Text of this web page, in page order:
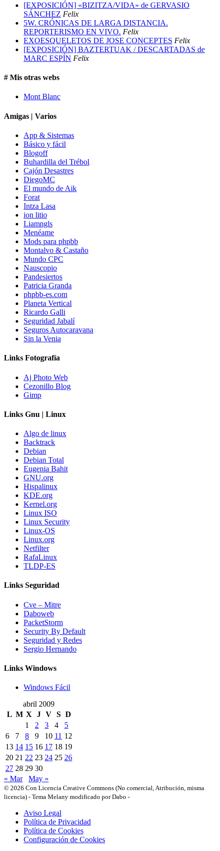
[EXPOSICIÓN] «BIZITZA/VIDA» de GERVASIO
SÁNCHEZ Felix
5W. CRÓNICAS DE LARGA DISTANCIA.
REPORTERISMO EN VIVO. Felix
EXOESQUELETOS DE JOSE CONCEPTES Felix
[EXPOSICIÓN] BAZTERTUAK / DESCARTADAS de
MARC ESPÍN Felix
# Mis otras webs
Mont Blanc
Amigas | Varios
App & Sistemas
Básico y fácil
Blogoff
Buhardilla del Trébol
Cajón Desastres
DiegoMC
El mundo de Aik
Forat
Intza Lasa
ion litio
Liamngls
Menéame
Mods para phpbb
Montalvo & Castaño
Mundo CPC
Nauscopio
Pandesiertos
Patricia Granda
phpbb-es.com
Planeta Vertical
Ricardo Galli
Seguridad Jabalí
Seguros Autocaravana
Sin la Venia
Links Fotografía
Aj Photo Web
Cezonillo Blog
Gimp
Links Gnu | Linux
Algo de linux
Backtrack
Debian
Debian Total
Eugenia Bahit
GNU.org
Hispalinux
KDE.org
Kernel.org
Linux ISO
Linux Security
Linux-OS
Linux.org
Netfilter
RafaLinux
TLDP-ES
Links Seguridad
Cve – Mitre
Daboweb
PacketStorm
Security By Default
Seguridad y Redes
Sergio Hernando
Links Windows
Windows Fácil
abril 2009
L M X J V S D
1
2 3 4
5
6
7 8 9 10 11 12
13 14 15 16 17 18 19
20 21 22 23 24 25 26
27 28 29 30
« Mar
May »
© 2026 Con Licencia Creative Commons (No comercial, Atribución, misma
licencia) - Tema Melany modificado por Dabo -
Aviso Legal
Política de Privacidad
Política de Cookies
Configuración de Cookies